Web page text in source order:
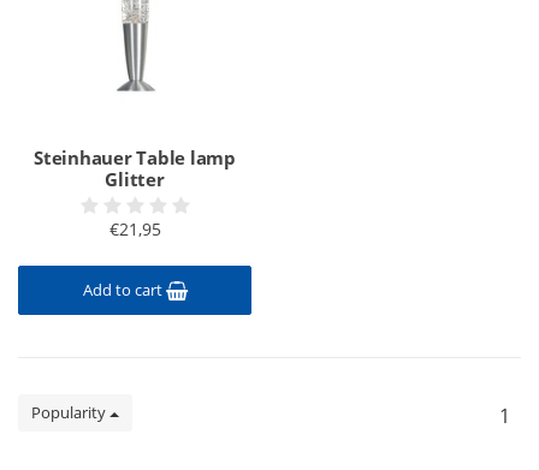
Steinhauer Table lamp
Glitter
€21,95
Add to cart
Popularity 1